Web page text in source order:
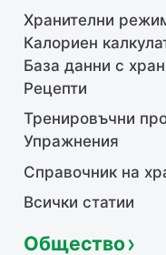
Хранителни
Калориен
База данни с
Рецепти
Тренировъчни
Упражнения
Справочник на
Всички статии
Общество